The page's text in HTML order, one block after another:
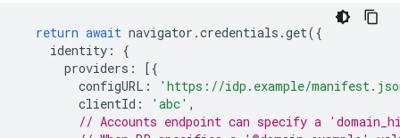
return await navigator .credentials .get({
identity :
{
providers :
[{
configURL :
'https://idp.example/
clientId : 'abc' ,
// Accounts endpoint can specify a